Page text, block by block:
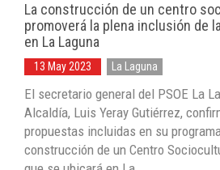
La construcción de un centro
promoverá la plena inclusión de
en La Laguna
13 May 2023 La Laguna
El secretario general del PSOE La
Alcaldía, Luis Yeray Gutiérrez,
propuestas incluidas en su
construcción de un Centro